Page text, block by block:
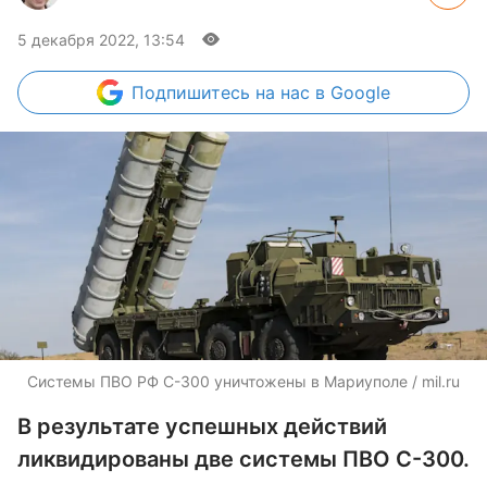
5 декабря 2022, 13:54
Подпишитесь на нас в Google
Системы ПВО РФ С-300 уничтожены в Мариуполе / mil.ru
В результате успешных действий
ликвидированы две системы ПВО С-300.